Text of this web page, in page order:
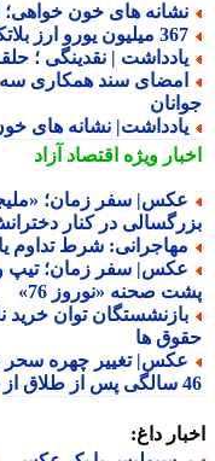
های خون خواهی؛ از
ارز بلاتکلیف در مازندران؛ پای 8 نفر در میان است!
| نقدینگی ؛
سند همکاری سه
نشانه های خون
ویژهاقتصاد آزاد
سفر زمان؛ «ملیجک،
در کنار دخترانش
شرط تداوم
سفر زمان؛ تیپ و
صحنه «نوروز 76»
توان خرید نان
ها
داغ: